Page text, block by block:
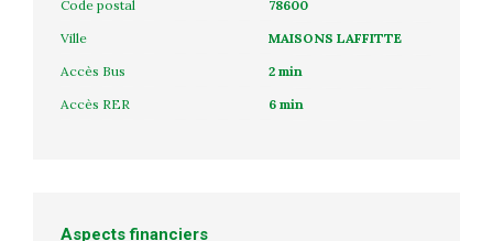
Code postal
78600
Ville
MAISONS LAFFITTE
Accès Bus
2 min
Accès RER
6 min
Aspects financiers